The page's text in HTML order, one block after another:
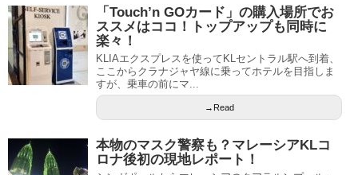
「Touch’n GOカード」の購入場所でお
ススメはココ！トップアップも同時に
楽々！
KLIAエクスプレスを使ってKLセントラル駅へ到着、
ここからクラナジャヤ線に乗ってホテルを目指しま
すが、乗車の前にマ...
→Read
本物のマスク警察も？マレーシアKLコ
ロナ後初の現地レポート！